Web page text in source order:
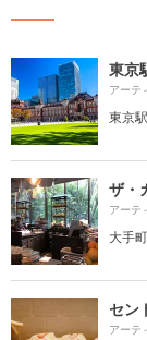
東京
アーテ
東京
ザ・
アーテ
大手
セン
アーテ